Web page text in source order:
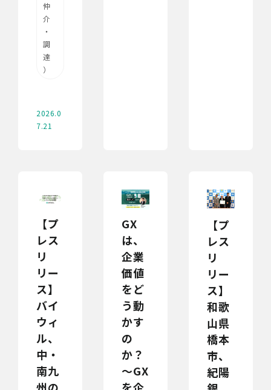
仲
介
・
調
達
）
2026.0
7.21
【プ
レス
リ
リー
ス】
バイ
ウィ
ル、
中・
南九
GX
は、
企業
価値
をど
う動
かす
の
か？
～GX
【プ
レス
リ
リー
ス】
和歌
山県
橋本
市、
紀陽